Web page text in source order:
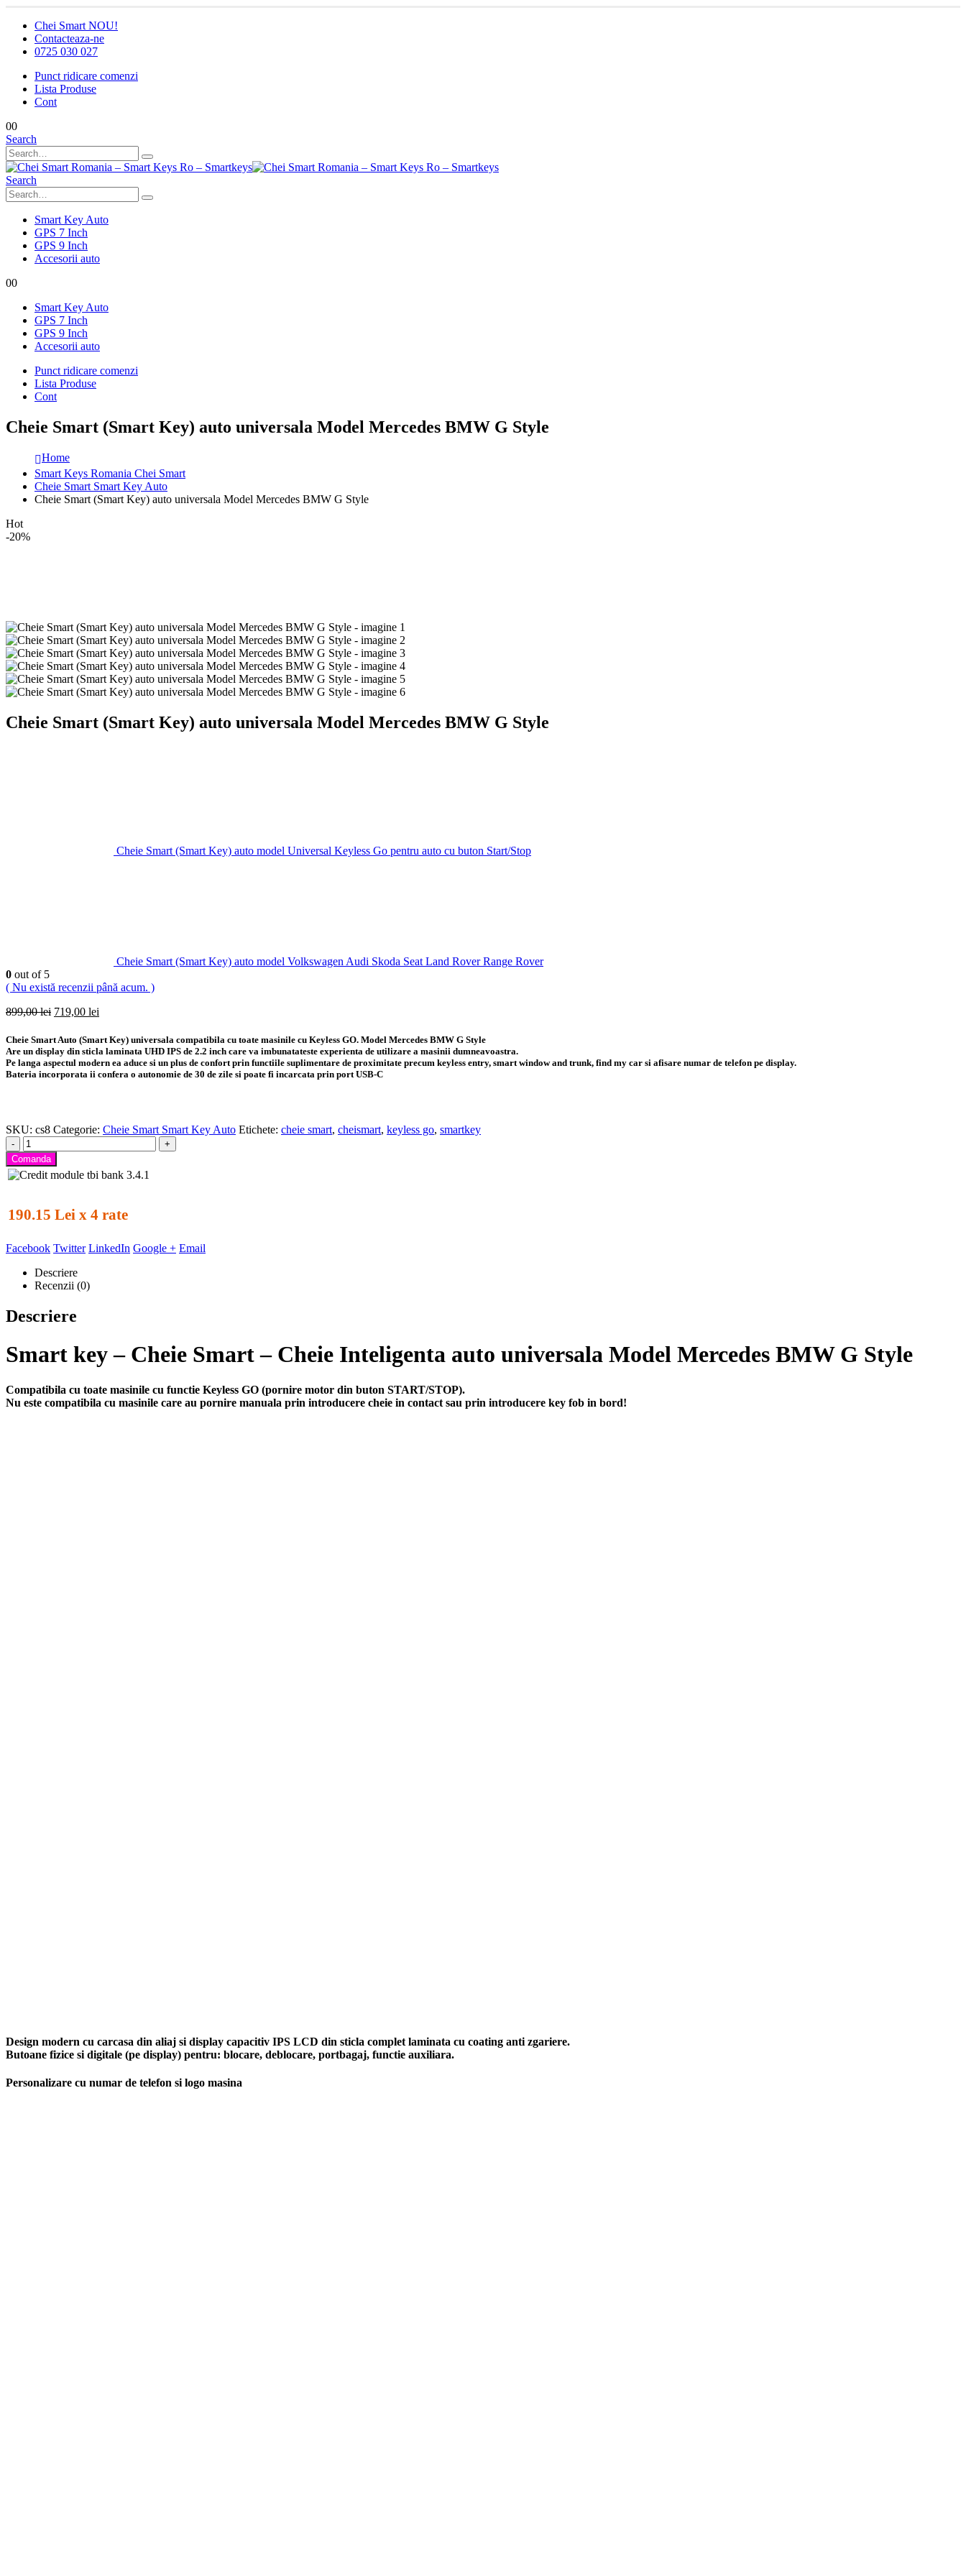
Chei Smart NOU!
Contacteaza-ne
0725 030 027
Punct ridicare comenzi
Lista Produse
Cont
00
Search
Search
Smart Key Auto
GPS 7 Inch
GPS 9 Inch
Accesorii auto
00
Smart Key Auto
GPS 7 Inch
GPS 9 Inch
Accesorii auto
Punct ridicare comenzi
Lista Produse
Cont
Cheie Smart (Smart Key) auto universala Model Mercedes BMW G Style
Home
Smart Keys Romania Chei Smart
Cheie Smart Smart Key Auto
Cheie Smart (Smart Key) auto universala Model Mercedes BMW G Style
Hot
-20%
Cheie Smart (Smart Key) auto universala Model Mercedes BMW G Style
Cheie Smart (Smart Key) auto model Universal Keyless Go pentru auto cu buton Start/Stop
Cheie Smart (Smart Key) auto model Volkswagen Audi Skoda Seat Land Rover Range Rover
0 out of 5
( Nu există recenzii până acum. )
899,00lei Prețul
a
fost:
899,00 lei.
719,00 lei
este:
719,00 lei.
Cheie Smart Auto (Smart Key) universala compatibila cu toate masinile cu Keyless GO. Model Mercedes BMW G Style
Are un display din sticla laminata UHD IPS de 2.2 inch care va imbunatateste experienta de utilizare a masinii dumneavoastra.
Pe langa aspectul modern ea aduce si un plus de confort prin functiile suplimentare de proximitate precum keyless entry, smart window and trunk, find my car si afisare numar de telefon pe display.
Bateria incorporata ii confera o autonomie de 30 de zile si poate fi incarcata prin port USB-C
SKU: cs8 Categorie: Cheie Smart Smart Key Auto Etichete: cheie smart, cheismart, keyless go, smartkey
-
+
Comanda
190.15 Lei x 4 rate
Facebook Twitter LinkedIn Google + Email
Descriere
Recenzii (0)
Descriere
Smart key– Cheie Smart – Cheie Inteligenta auto universala Model Mercedes BMW G Style
Compatibila cu toate masinile cu functie Keyless GO (pornire motor din buton START/STOP).
Nu este compatibila cu masinile care au pornire manuala prin introducere cheie in contact sau prin introducere key fob in bord!
Design modern cu carcasa din aliaj si display capacitiv IPS LCD din sticla complet laminata cu coating anti zgariere.
Butoane fizice si digitale (pe display) pentru: blocare, deblocare, portbagaj, functie auxiliara.
Personalizare cu numar de telefon si logo masina